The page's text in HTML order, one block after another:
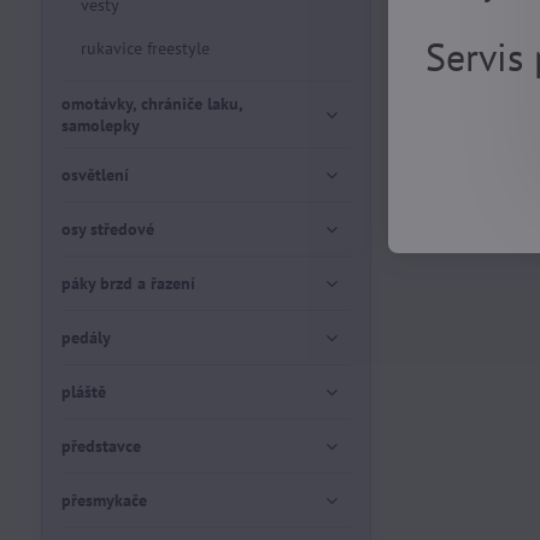
vesty
rukavice freestyle
omotávky, chrániče laku,
samolepky
osvětlení
osy středové
páky brzd a řazení
pedály
pláště
představce
přesmykače
Servis